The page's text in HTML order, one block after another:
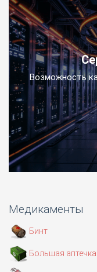
Возможность
Медикаменты
Бинт
Большая аптечка